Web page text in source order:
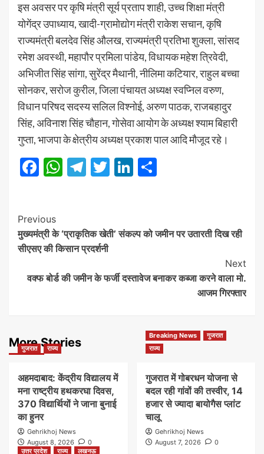
इस अवसर पर कृषि मंत्री सूर्य प्रताप शाही, उच्च शिक्षा मंत्री
योगेंद्र उपाध्याय, खादी-ग्रामोद्योग मंत्री राकेश सचान, कृषि
राज्यमंत्री बलदेव सिंह औलख, राज्यमंत्री प्रतिभा शुक्ला, सांसद
रमेश अवस्थी, महापौर प्रमिला पांडेय, विधायक महेश त्रिवेदी,
अभिजीत सिंह सांगा, सुरेंद्र मैथानी, नीलिमा कटियार, राहुल बच्चा
सोनकर, सरोज कुरील, जिला पंचायत अध्यक्ष स्वप्निल वरुण,
विधान परिषद सदस्य सलिल विश्नोई, अरुण पाठक, राजबहादुर
सिंह, अविनाश सिंह चौहान, गोसेवा आयोग के अध्यक्ष श्याम बिहारी
गुप्ता, भाजपा के क्षेत्रीय अध्यक्ष प्रकाश पाल आदि मौजूद रहे।
Facebook
WhatsApp
Telegram
TwitterLinkedIn
Post
Navigation
Previous
मुख्यमंत्री के ‘प्राकृतिक खेती’ संकल्प को जमीन पर उतारती दिख रही
सीएसए की किसान प्रदर्शनी
Next
वक्फ बोर्ड की जमीन के फर्जी दस्तावेज बनाकर कब्जा करने वाला मो.
आजम गिरफ्तार
More Stories
गुजरात राज्य
अहमदाबाद: केंद्रीय विद्यालय में
मना राष्ट्रीय हथकरघा दिवस,
370 विद्यार्थियों ने जाना बुनाई
का हुनर
Gehrikhoj News
August 8, 2026
0
Breaking News
गुजरात
राज्य
गुजरात में गोबरधन योजना से
बदल रही गांवों की तस्वीर, 14
हजार से ज्यादा बायोगैस प्लांट
चालू
Gehrikhoj News
August 7, 2026
0
उत्तर प्रदेश
राज्य लखनऊ